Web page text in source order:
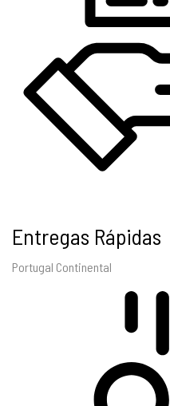
Entregas Rápidas
Portugal Continental